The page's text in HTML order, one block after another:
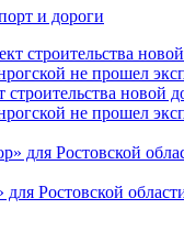
и дороги
строительства новой
не прошел
Ростовской